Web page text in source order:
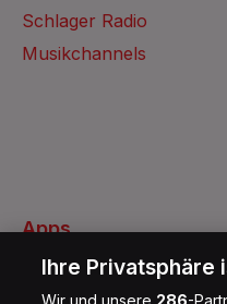
Schlager Radio
Musikchannels
Apps
Energy Radio App
Ihre Privatsphäre
Wir und unsere 286-